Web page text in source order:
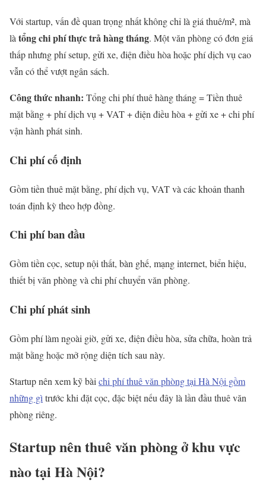
Với startup, vấn đề quan trọng nhất không chỉ là giá thuê/m², mà
làtổng chi phí thực trả hàng tháng. Một văn phòng có đơn giá
thấp nhưng phí setup, gửi xe, điện điều hòa hoặc phí dịch vụ cao
vẫn có thể vượt ngân sách.
Công thức nhanh: Tổng chi phí thuê hàng tháng = Tiền thuê
mặt bằng + phí dịch vụ + VAT + điện điều hòa + gửi xe + chi phí
vận hành phát sinh.
Chi phí cố định
Gồm tiền thuê mặt bằng, phí dịch vụ, VAT và các khoản thanh
toán định kỳ theo hợp đồng.
Chi phí ban đầu
Gồm tiền cọc, setup nội thất, bàn ghế, mạng internet, biển hiệu,
thiết bị văn phòng và chi phí chuyển văn phòng.
Chi phí phát sinh
Gồm phí làm ngoài giờ, gửi xe, điện điều hòa, sửa chữa, hoàn trả
mặt bằng hoặc mở rộng diện tích sau này.
Startup nên xem kỹ bài chi phí thuê văn phòng tại Hà Nội gồm
những gì trước khi đặt cọc, đặc biệt nếu đây là lần đầu thuê văn
phòng riêng.
Startup nên thuê văn phòng ở khu vực
nào tại Hà Nội?